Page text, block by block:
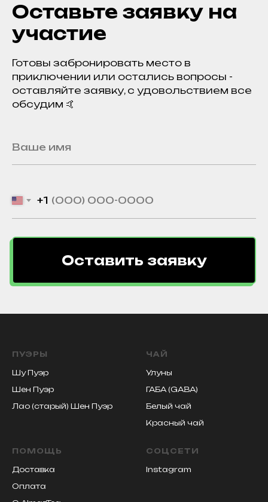
Оставьте заявку на
участие
Готовы забронировать место в
приключении или остались вопросы -
оставляйте заявку, с удовольствием все
обсудим 🤙
+1
Оставить заявку
ПУЭРЫ
Шу Пуэр
Шен Пуэр
Лао (старый) Шен Пуэр
ЧАЙ
Улуны
ГАБА (GABA)
Белый чай
Красный чай
ПОМОЩЬ
Доставка
Оплата
СОЦСЕТИ
Instagram